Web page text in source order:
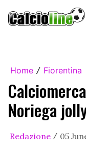
Home / Fiorentina
Noriega
Redazione / 05